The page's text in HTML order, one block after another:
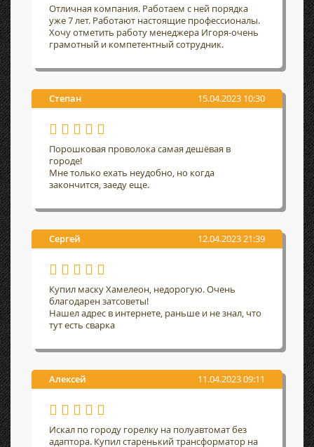
Отличная компания. Работаем с ней порядка
уже 7 лет. Работают настоящие профессионалы.
Хочу отметить работу менеджера Игоря-очень
грамотный и компетентный сотрудник.
Степан 15.04.2023 10:30
Порошковая проволока самая дешёвая в
городе!
Мне только ехать неудобно, но когда
закончится, заеду еще.
Сергей 12.04.2023 21:39
Купил маску Хамелеон, недорогую. Очень
благодарен затсоветы!
Нашел адрес в интернете, раньше и не знал, что
тут есть сварка
Алексей 11.04.2023 09:11
Искал по городу горелку на полуавтомат без
адаптора. Купил старенький трансформатор на